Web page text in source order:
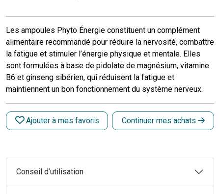
Les ampoules Phyto Énergie constituent un complément
alimentaire recommandé pour réduire la nervosité, combattre
la fatigue et stimuler l’énergie physique et mentale. Elles
sont formulées à base de pidolate de magnésium, vitamine
B6 et ginseng sibérien, qui réduisent la fatigue et
maintiennent un bon fonctionnement du système nerveux.
Ajouter à mes favoris Continuer mes achats
Conseil d’utilisation